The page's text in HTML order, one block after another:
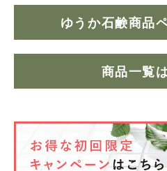
ゆうか石鹸商品
商品一覧